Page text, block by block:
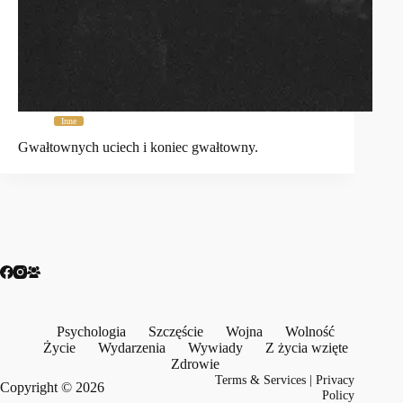
Inne
Gwałtownych uciech i koniec gwałtowny.
Psychologia Szczęście Wojna
Wolność
Życie
Wydarzenia Wywiady
Z życia wzięte
Zdrowie
Copyright © 2026
Terms & Services |Privacy
Policy